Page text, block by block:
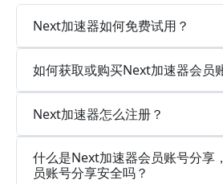
Next加速器如何免费试用？
如何获取或购买Next加速器会员
Next加速器怎么注册？
什么是Next加速器会员账号分享
员账号分享安全吗？